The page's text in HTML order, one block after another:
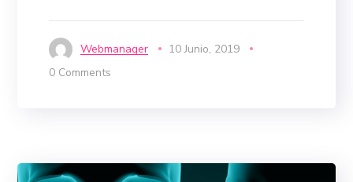
Webmanager
10 Junio, 2019
0 Comments